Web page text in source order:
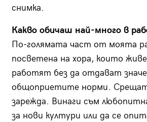
снимка.
Какво обичаш най-много в
По-голямата част от моята
посветена на хора, които
работят без да отдават
общоприетите норми.
зарежда. Винаги съм
за нови култури или да се